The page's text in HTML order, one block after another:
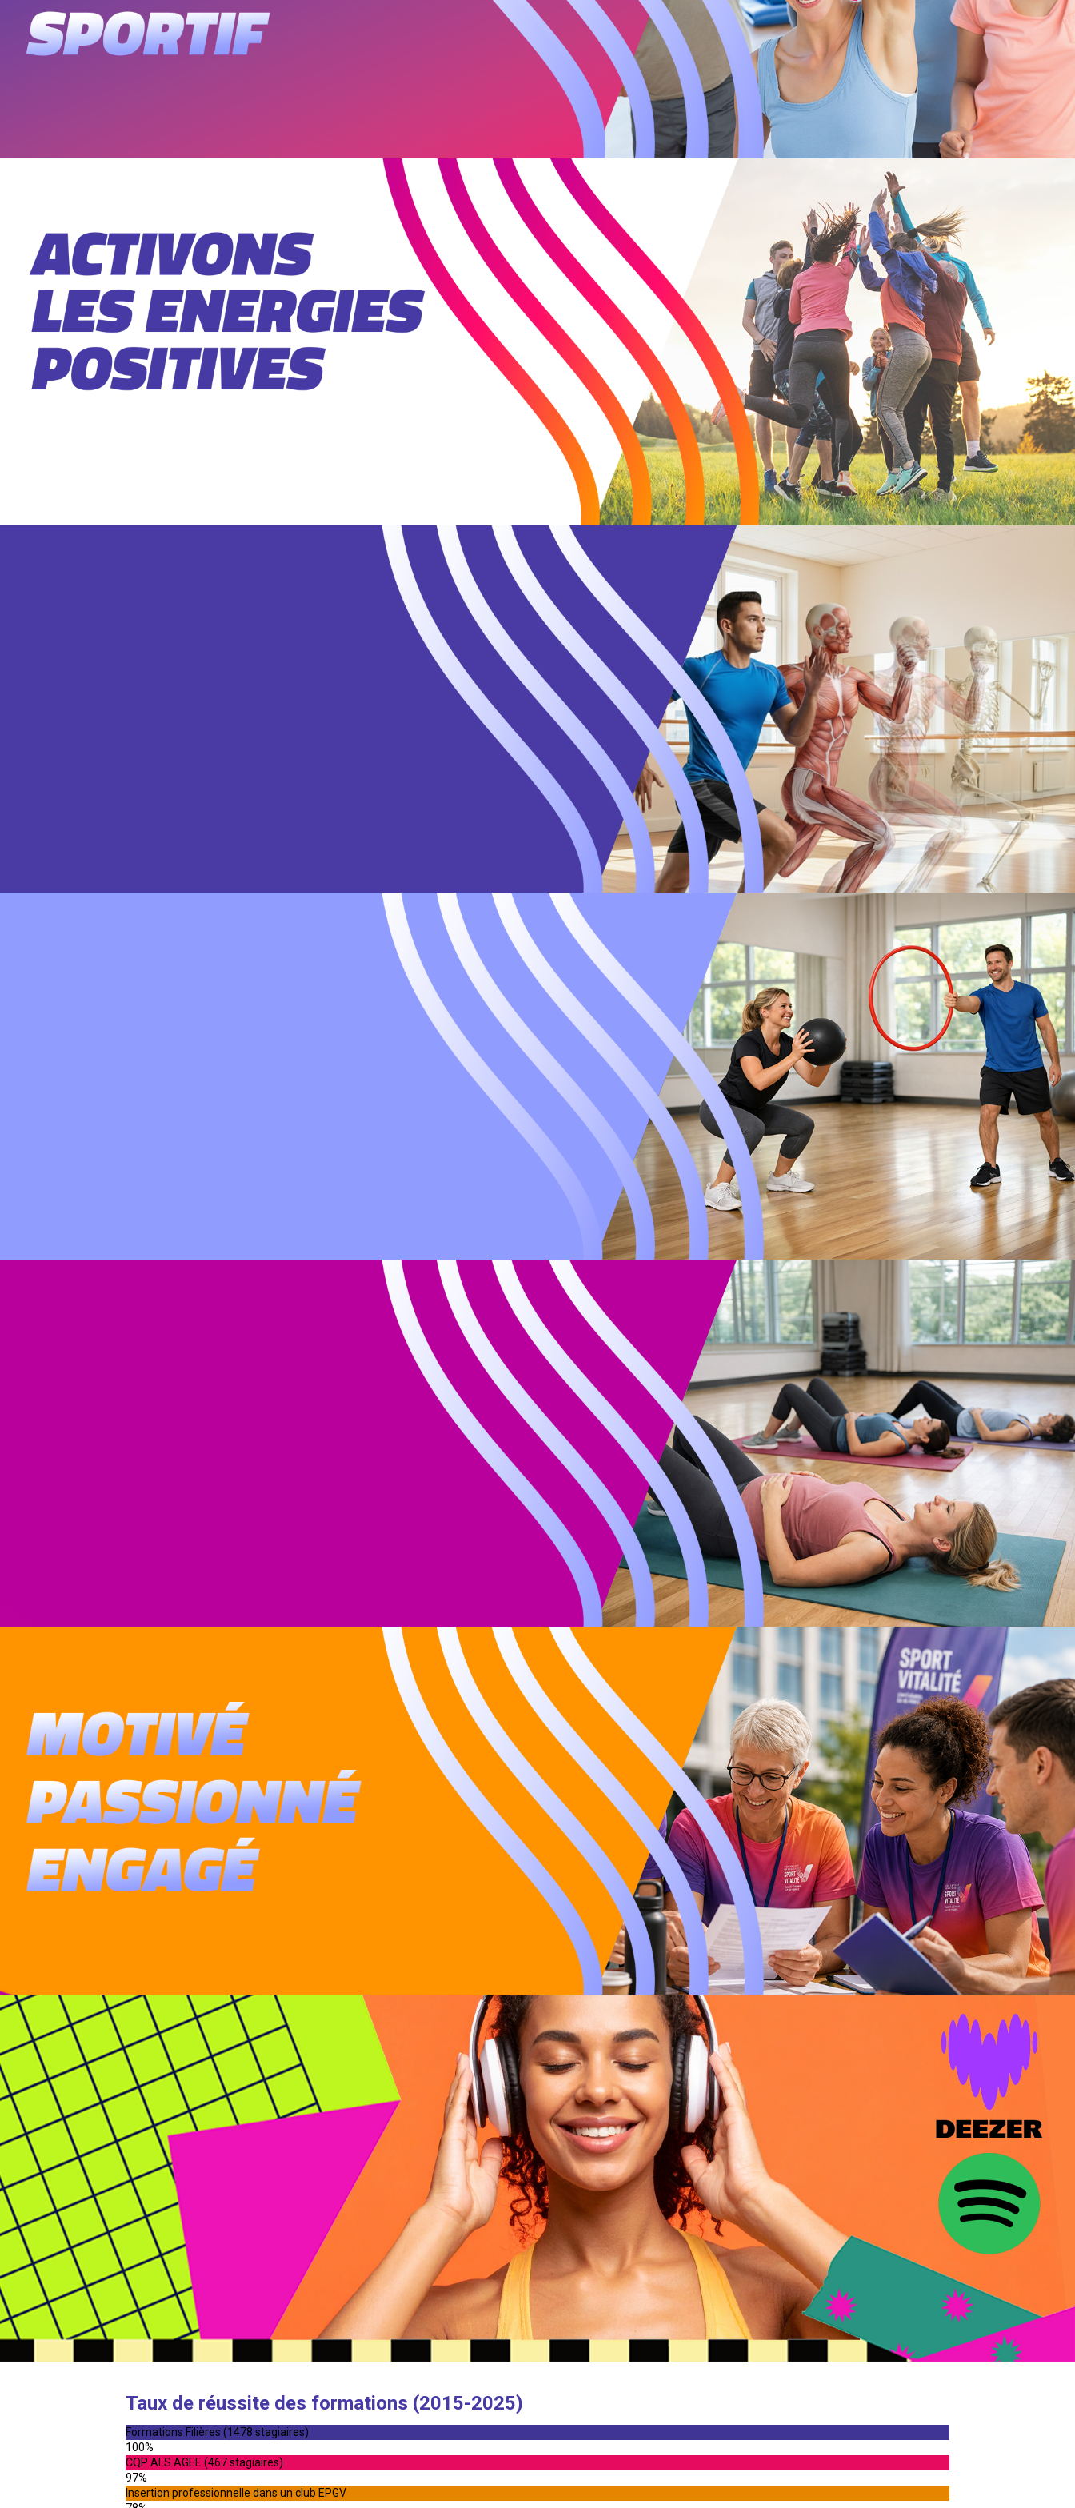
Taux de réussite des formations (2015-2025)
Formations Filières (1478 stagiaires)
100%
CQP ALS AGEE (467 stagiaires)
97%
Insertion professionnelle dans un club EPGV